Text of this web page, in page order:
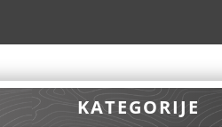
KATEGORIJE